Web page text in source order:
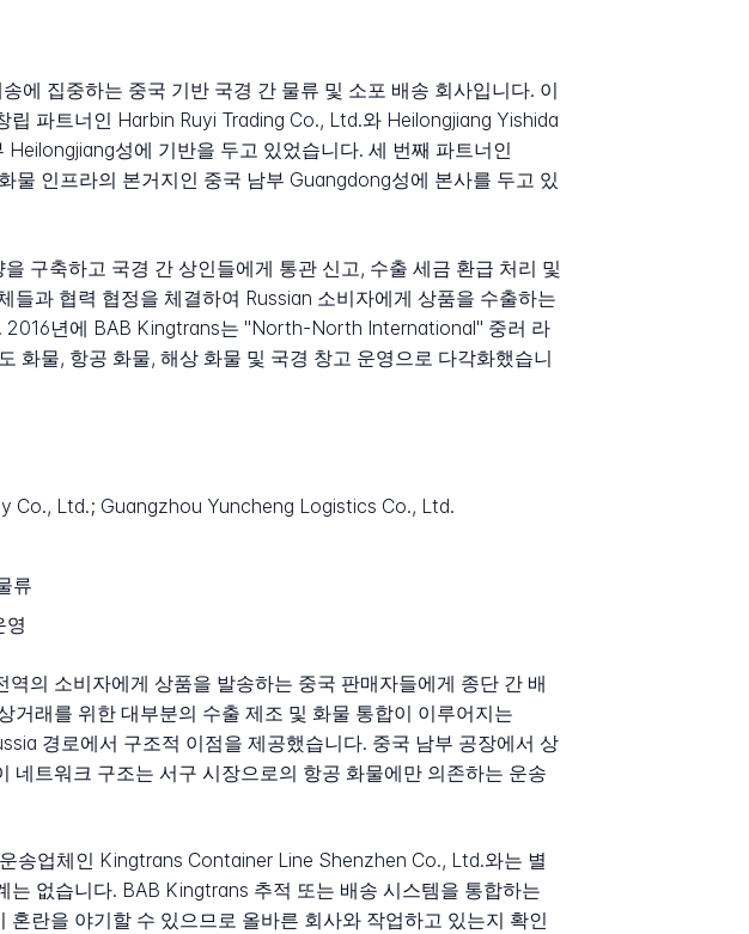
에 집중하는 중국 기반 국경 간 물류 및 소포 배송 회사입니다. 이
파트너인 Harbin Ruyi Trading Co., Ltd.와 Heilongjiang Yishida
성에 기반을 두고 있었습니다. 세 번째 파트너인
인프라의 본거지인 중국 남부 Guangdong성에 본사를 두고 있
구축하고 국경 간 상인들에게 통관 신고, 수출 세금 환급 처리 및
과 협력 협정을 체결하여 Russian 소비자에게 상품을 수출하는
2016년에 BAB Kingtrans는 "North-North International" 중러 라
화물, 항공 화물, 해상 화물 및 국경 창고 운영으로 다각화했습니
Co., Ltd.; Guangzhou Yuncheng Logistics Co., Ltd.
류
영
의 소비자에게 상품을 발송하는 중국 판매자들에게 종단 간 배
거래를 위한 대부분의 수출 제조 및 화물 통합이 이루어지는
경로에서 구조적 이점을 제공했습니다. 중국 남부 공장에서 상
네트워크 구조는 서구 시장으로의 항공 화물에만 의존하는 운송
송업체인 Kingtrans Container Line Shenzhen Co., Ltd.와는 별
없습니다. BAB Kingtrans 추적 또는 배송 시스템을 통합하는
란을 야기할 수 있으므로 올바른 회사와 작업하고 있는지 확인